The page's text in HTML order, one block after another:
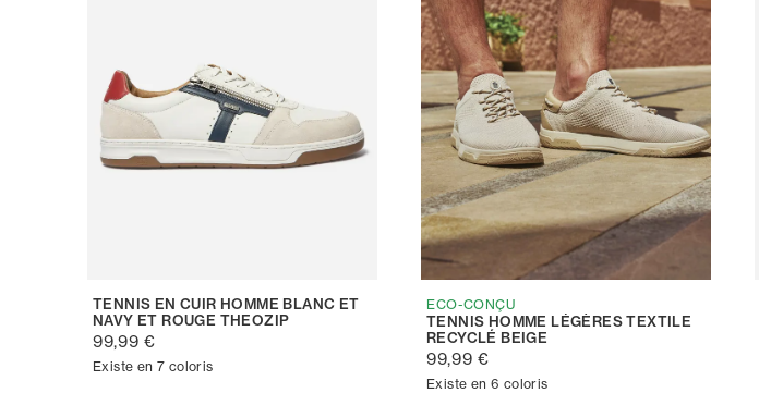
TENNIS EN CUIR HOMME BLANC ET
NAVY ET ROUGE THEOZIP
99,99 €
Existe en 7 coloris
ECO-CONÇU
TENNIS HOMME LÉGÈRES TEXTILE
RECYCLÉ BEIGE
99,99 €
Existe en 6 coloris